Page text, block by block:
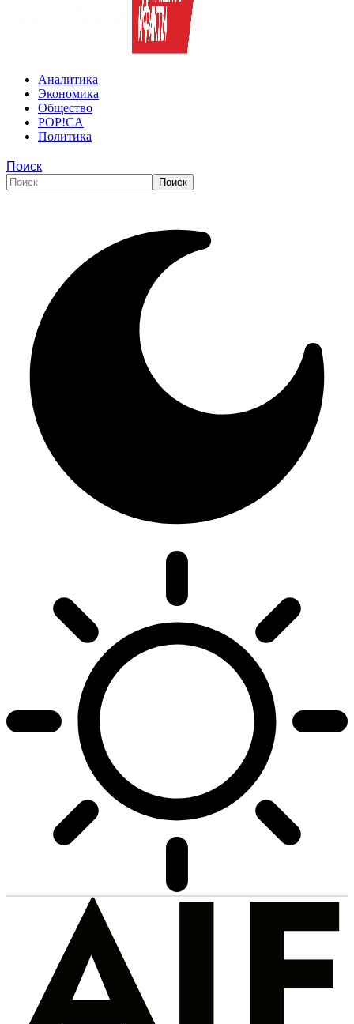
Аналитика
Экономика
Общество
POP!CA
Политика
Поиск